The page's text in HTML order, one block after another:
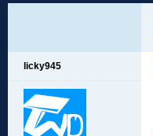
licky945